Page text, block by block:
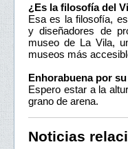
¿Es la filosofía del
Esa es la filosofía,
y diseñadores de
museo de La Vila,
museos más
Enhorabuena por
Espero estar a la
grano de arena.
Noticias